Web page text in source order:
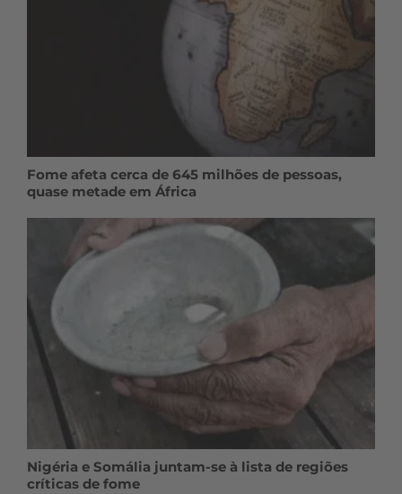
Fome afeta cerca de 645 milhões de pessoas,
quase metade em África
Nigéria e Somália juntam-se à lista de regiões
críticas de fome